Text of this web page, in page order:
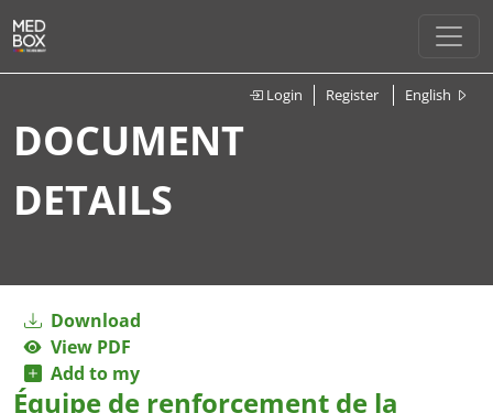
Login Register English
DOCUMENT
DETAILS
Download
View PDF
Add to my
Équipe de renforcement de la